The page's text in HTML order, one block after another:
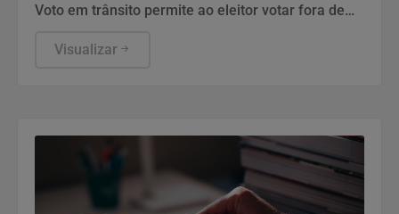
Voto em trânsito permite ao eleitor votar fora de
Visualizar